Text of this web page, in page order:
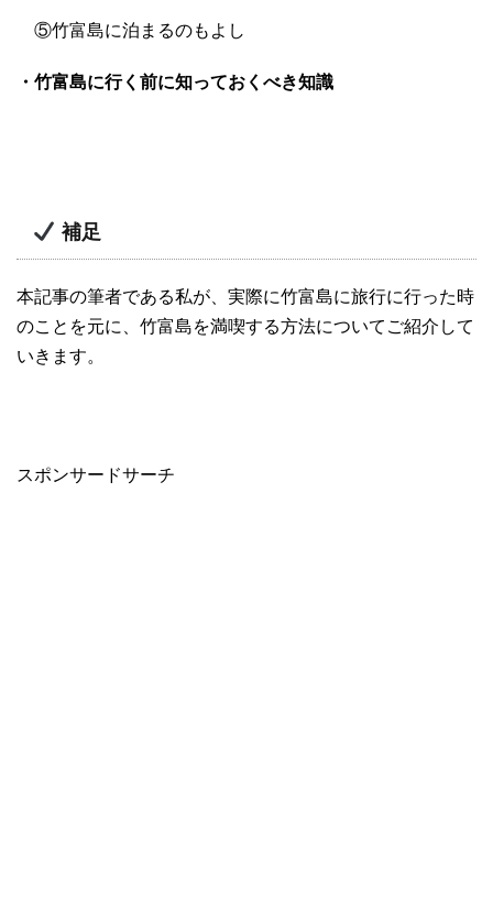
⑤竹富島に泊まるのもよし
・竹富島に行く前に知っておくべき知識
補足
本記事の筆者である私が、実際に竹富島に旅行に行った時
のことを元に、竹富島を満喫する方法についてご紹介して
いきます。
スポンサードサーチ